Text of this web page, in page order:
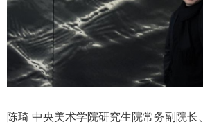
陈琦 中央美术学院研究生院常务副院长